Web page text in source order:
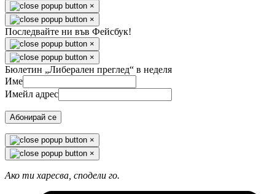
×
×
Последвайте ни във Фейсбук!
×
×
Бюлетин „Либерален преглед“ в неделя
Име
Имейл адрес
Абонирай се
×
×
Ако ти харесва, сподели го.